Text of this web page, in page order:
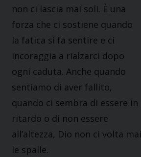
non ci lascia mai soli. È una
forza che ci sostiene quando
la fatica si fa sentire e ci
incoraggia a rialzarci dopo
ogni caduta. Anche quando
sentiamo di aver fallito,
quando ci sembra di essere in
ritardo o di non essere
all’altezza, Dio non ci volta mai
le spalle.